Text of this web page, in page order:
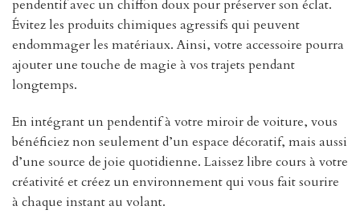
pendentif avec un chiffon doux pour préserver son éclat.
Évitez les produits chimiques agressifs qui peuvent
endommager les matériaux. Ainsi, votre accessoire pourra
ajouter une touche de magie à vos trajets pendant
longtemps.
En intégrant un pendentif à votre miroir de voiture, vous
bénéficiez non seulement d’un espace décoratif, mais aussi
d’une source de joie quotidienne. Laissez libre cours à votre
créativité et créez un environnement qui vous fait sourire
à chaque instant au volant.